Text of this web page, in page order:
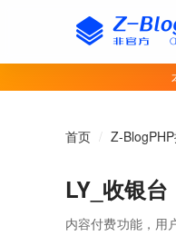
首页 / Z-
LY_收银
内容付费功能，用